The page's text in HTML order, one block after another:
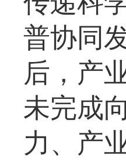
普协同
后，产
未完成
力、产